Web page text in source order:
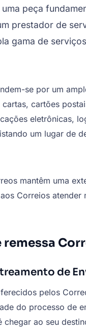
peça
prestador de
gama de
se por um
cartões
eletrônicas,
um lugar de
mantêm uma
Correios
de
pelos
do processo de
chegar ao seu